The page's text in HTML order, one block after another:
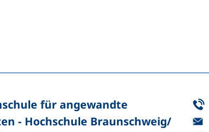
öffnet neues Fenster)
Link, öffnet neues Fenster)
für angewandte
- Hochschule Braunschweig/​